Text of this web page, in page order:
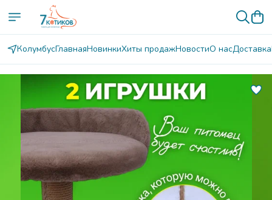
КолумбусГлавнаяНовинкиХиты продажНовостиО насДоставка